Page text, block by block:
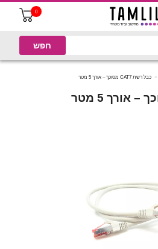
0
כבל רשת CAT7 מסוכך – אורך 5 מטר